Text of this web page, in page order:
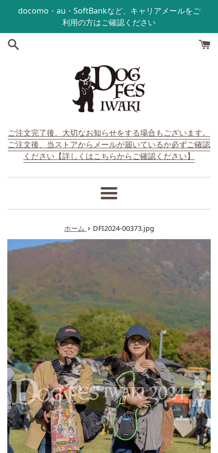
コンテンツにスキップする
docomo・au・SoftBankなど、キャリアメールをご
利用の方はご確認ください
ご注文完了後、大切なお知らせをする場合もございます。
ご注文後、当ストアからメールが届いているか必ずご確認
ください【詳しくはこちらからご確認ください】
メ
ニ
ー
ホーム › DFI2024-00373.jpg